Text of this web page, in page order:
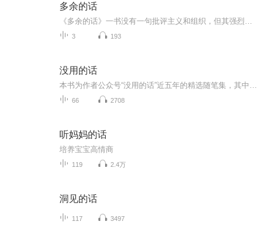
多余的话
3 193
没用的话
66 2708
听妈妈的话
培养宝宝高情商
119 2.4万
洞见的话
117 3497